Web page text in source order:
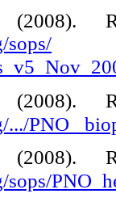
(2008).
sops/
(2008).
.../PNO_
(2008).
sops/